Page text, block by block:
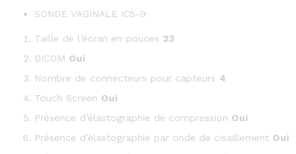
SONDE VAGINALE IC5-9
Taille de l’écran en pouces 23
DICOM Oui
Nombre de connecteurs pour capteurs 4
Touch Screen Oui
Présence d’élastographie de compression Oui
Présence d’élastographie par onde de cisaillement Oui